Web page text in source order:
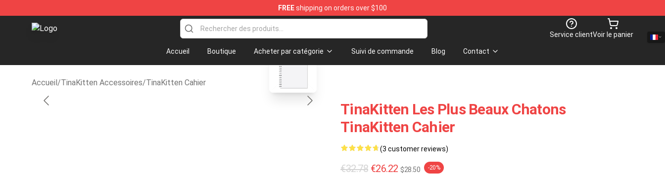
FREEshipping on orders over $100
TinaKitten Shop - Official TinaKitten Merchandise Store
Service clientVoir le panier
Accueil Boutique Acheter par catégorie Suivi de commande Blog Contact
Accueil/TinaKitten Accessoires/TinaKitten Cahier
blank template
TinaKitten Les Plus Beaux Chatons
TinaKitten Cahier
(3 customer reviews)
€32.78 €26.22 $28.50 -20%